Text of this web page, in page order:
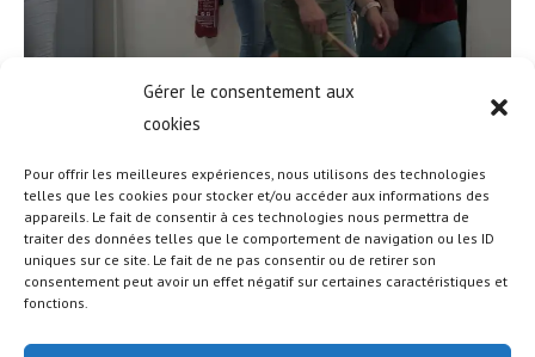
Gérer le consentement aux
cookies
Pour offrir les meilleures expériences, nous utilisons des technologies
telles que les cookies pour stocker et/ou accéder aux informations des
appareils. Le fait de consentir à ces technologies nous permettra de
traiter des données telles que le comportement de navigation ou les ID
uniques sur ce site. Le fait de ne pas consentir ou de retirer son
consentement peut avoir un effet négatif sur certaines caractéristiques et
fonctions.
© COPYRIGHT - OCEANWP THEME BY NICK